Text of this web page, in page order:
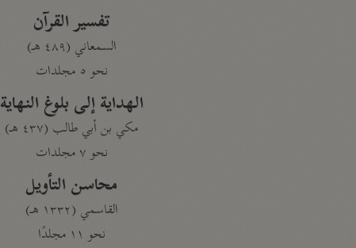
تفسير القرآن
السمعاني (٤٨٩ هـ)
نحو ٥ مجلدات
الهداية إلى بلوغ النهاية
مكي بن أبي طالب (٤٣٧ هـ)
نحو ٧ مجلدات
محاسن التأويل
القاسمي (١٣٣٢ هـ)
نحو ١١ مجلدًا